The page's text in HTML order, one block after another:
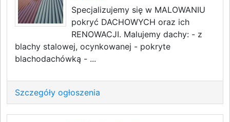
Specjalizujemy się w MALOWANIU
pokryć DACHOWYCH oraz ich
RENOWACJI. Malujemy dachy: - z
blachy stalowej, ocynkowanej - pokryte
blachodachówką - ...
Szczegóły ogłoszenia